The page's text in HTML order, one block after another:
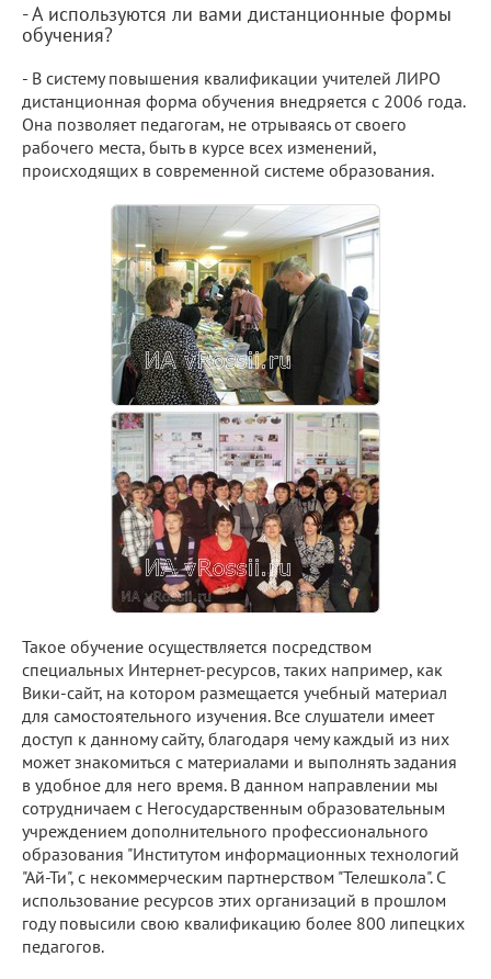
- А используются ли вами дистанционные формы
обучения?
- В систему повышения квалификации учителей ЛИРО
дистанционная форма обучения внедряется с 2006 года.
Она позволяет педагогам, не отрываясь от своего
рабочего места, быть в курсе всех изменений,
происходящих в современной системе образования.
Такое обучение осуществляется посредством
специальных Интернет-ресурсов, таких например, как
Вики-сайт, на котором размещается учебный материал
для самостоятельного изучения. Все слушатели имеет
доступ к данному сайту, благодаря чему каждый из них
может знакомиться с материалами и выполнять задания
в удобное для него время. В данном направлении мы
сотрудничаем с Негосударственным образовательным
учреждением дополнительного профессионального
образования "Институтом информационных технологий
"Ай-Ти", с некоммерческим партнерством "Телешкола". С
использование ресурсов этих организаций в прошлом
году повысили свою квалификацию более 800 липецких
педагогов.